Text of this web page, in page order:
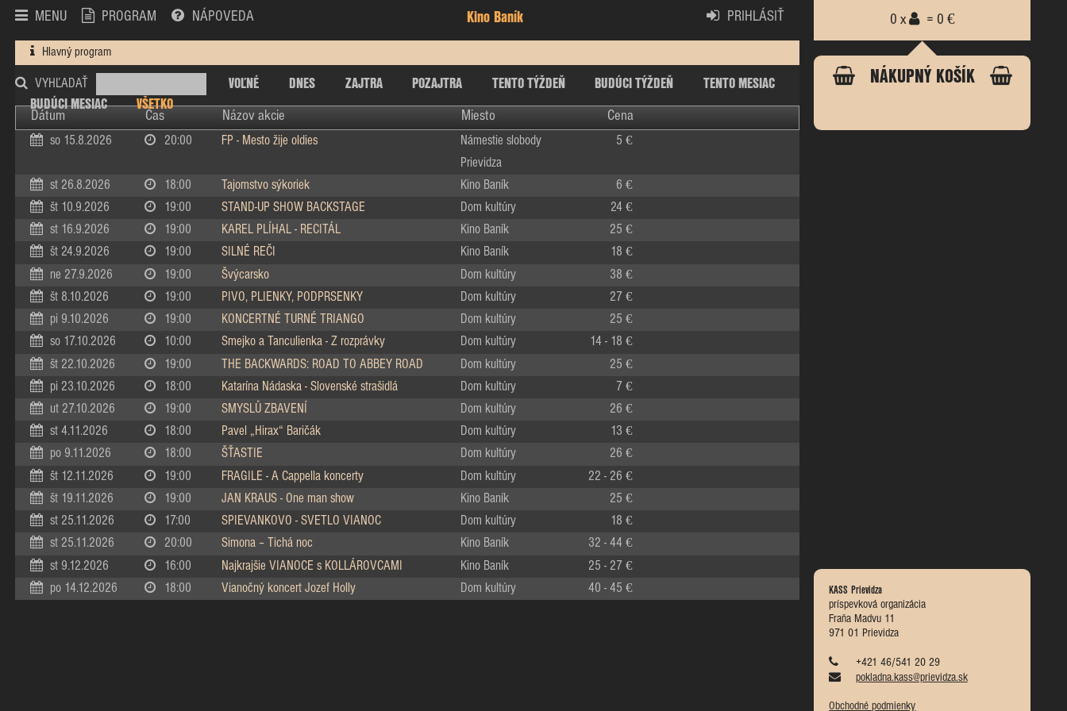
MENU PROGRAM NÁPOVEDA Kino Baník PRIHLÁSIŤ
Hlavný program
VYHĽADAŤ VOĽNÉ DNES ZAJTRA POZAJTRA TENTO TÝŽDEŇ BUDÚCI TÝŽDEŇ
TENTO MESIAC
BUDÚCI MESIAC
VŠETKO
Dátum Čas Názov akcie Miesto Cena
0 x = 0 €
NÁKUPNÝ KOŠÍK
KASS Prievidza
príspevková organizácia
Fraňa Madvu 11
971 01 Prievidza
+421 46/541 20 29
pokladna.kass@prievidza.sk
Obchodné podmienky
so 15.8.2026 20:00 FP - Mesto žije oldies
Námestie slobody
Prievidza
5 €
st 26.8.2026 18:00 Tajomstvo sýkoriek Kino Baník 6 €
št 10.9.2026 19:00 STAND-UP SHOW BACKSTAGE Dom kultúry 24 €
st 16.9.2026 19:00 KAREL PLÍHAL - RECITÁL Kino Baník 25 €
št 24.9.2026 19:00 SILNÉ REČI Kino Baník 18 €
ne 27.9.2026 19:00 Švýcarsko Dom kultúry 38 €
št 8.10.2026 19:00 PIVO, PLIENKY, PODPRSENKY Dom kultúry 27 €
pi 9.10.2026 19:00 KONCERTNÉ TURNÉ TRIANGO Dom kultúry 25 €
so 17.10.2026 10:00 Smejko a Tanculienka - Z rozprávky Dom kultúry 14 - 18 €
št 22.10.2026 19:00 THE BACKWARDS: ROAD TO ABBEY ROAD Dom kultúry 25 €
pi 23.10.2026 18:00 Katarína Nádaska - Slovenské strašidlá Dom kultúry 7 €
ut 27.10.2026 19:00 SMYSLŮ ZBAVENÍ Dom kultúry 26 €
st 4.11.2026 18:00 Pavel „Hirax“ Baričák Dom kultúry 13 €
po 9.11.2026 18:00 ŠŤASTIE Dom kultúry 26 €
št 12.11.2026 19:00 FRAGILE - A Cappella koncerty Dom kultúry 22 - 26 €
št 19.11.2026 19:00 JAN KRAUS - One man show Kino Baník 25 €
st 25.11.2026 17:00 SPIEVANKOVO - SVETLO VIANOC Dom kultúry 18 €
st 25.11.2026 20:00 Simona – Tichá noc Kino Baník 32 - 44 €
st 9.12.2026 16:00 Najkrajšie VIANOCE s KOLLÁROVCAMI Kino Baník 25 - 27 €
po 14.12.2026 18:00 Vianočný koncert Jozef Holly Dom kultúry 40 - 45 €